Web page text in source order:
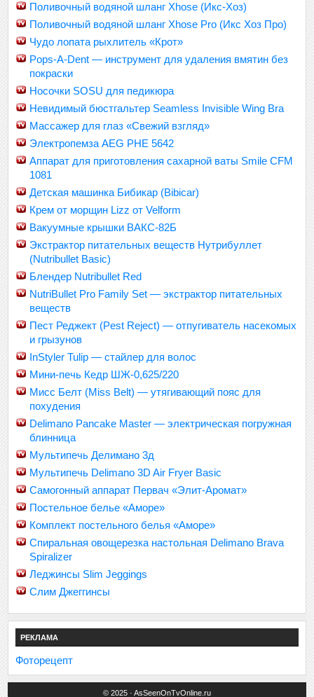
Поливочный водяной шланг Xhose (Икс-Хоз)
Поливочный водяной шланг Xhose Pro (Икс Хоз Про)
Чудо лопата рыхлитель «Крот»
Pops-A-Dent — инструмент для удаления вмятин без
покраски
Носочки SOSU для педикюра
Невидимый бюстгальтер Seamless Invisible Wing Bra
Массажер для глаз «Свежий взгляд»
Электропемза AEG PHE 5642
Аппарат для приготовления сахарной ваты Smile CFM
1081
Детская машинка Бибикар (Bibicar)
Крем от морщин Lizz от Velform
Вакуумные крышки ВАКС-82Б
Экстрактор питательных веществ Нутрибуллет
(Nutribullet Basic)
Блендер Nutribullet Red
NutriBullet Pro Family Set — экстрактор питательных
веществ
Пест Реджект (Pest Reject) — отпугиватель насекомых
и грызунов
InStyler Tulip — стайлер для волос
Мини-печь Кедр ШЖ-0,625/220
Мисс Белт (Miss Belt) — утягивающий пояс для
похудения
Delimano Pancake Master — электрическая погружная
блинница
Мультипечь Делимано 3д
Мультипечь Delimano 3D Air Fryer Basic
Самогонный аппарат Первач «Элит-Аромат»
Постельное белье «Аморе»
Комплект постельного белья «Аморе»
Спиральная овощерезка настольная Delimano Brava
Spiralizer
Леджинсы Slim Jeggings
Слим Джеггинсы
РЕКЛАМА
Фоторецепт
© 2025 · AsSeenOnTvOnline.ru